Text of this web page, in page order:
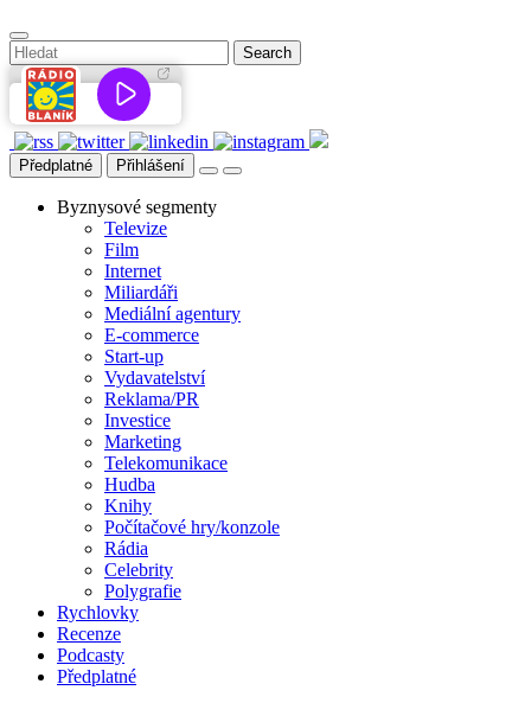
Předplatné Přihlášení
Byznysové segmenty
Televize
Film
Internet
Miliardáři
Mediální agentury
E-commerce
Start-up
Vydavatelství
Reklama/PR
Investice
Marketing
Telekomunikace
Hudba
Knihy
Počítačové hry/konzole
Rádia
Celebrity
Polygrafie
Rychlovky
Recenze
Podcasty
Předplatné